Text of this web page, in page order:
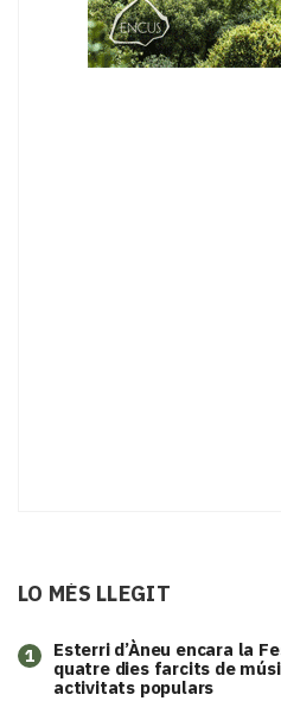
LO MÉS LLEGIT
1
Esterri d’Àneu encara la
quatre dies farcits de
activitats populars